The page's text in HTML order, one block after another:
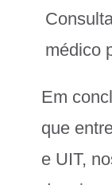
médico
Em
que
e UIT,